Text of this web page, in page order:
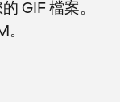
GIF 檔案。